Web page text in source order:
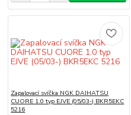
Zapalovací svíčka NGK DAIHATSU
CUORE 1.0 typ EJVE (05/03-) BKR5EKC
5216